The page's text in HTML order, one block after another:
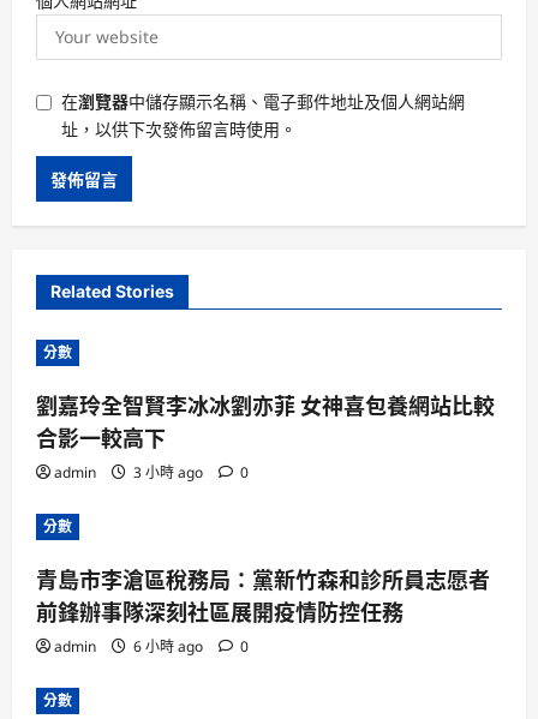
在瀏覽器中儲存顯示名稱、電子郵件地址及個人網站網
址，以供下次發佈留言時使用。
Related Stories
分數
劉嘉玲全智賢李冰冰劉亦菲 女神喜包養網站比較
合影一較高下
admin 3 小時 ago 0
分數
青島市李滄區稅務局：黨新竹森和診所員志愿者
前鋒辦事隊深刻社區展開疫情防控任務
admin 6 小時 ago 0
分數